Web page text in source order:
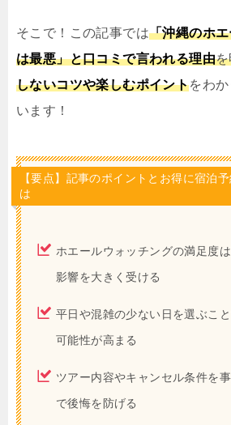
そこで！この記事では「沖縄のホ
は最悪」と口コミで言われる理由
しないコツや楽しむポイントをわ
います！
【要点】記事のポイントとお得に宿泊
は
ホエールウォッチングの満足度
影響を大きく受ける
平日や混雑の少ない日を選ぶこ
可能性が高まる
ツアー内容やキャンセル条件を
で後悔を防げる